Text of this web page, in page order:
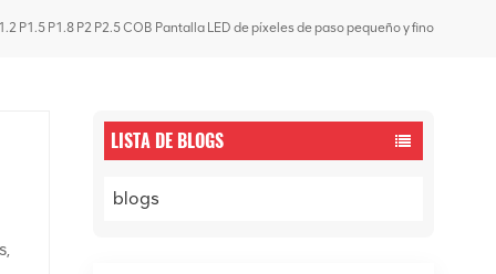
Español
P1.5 P1.8 P2 P2.5 COB Pantalla LED de píxeles de paso pequeño y fino
LISTA DE BLOGS
blogs